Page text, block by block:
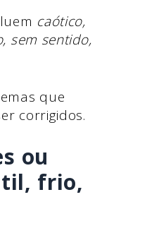
caótico,
sem sentido,
que
corrigidos.
ou
frio,